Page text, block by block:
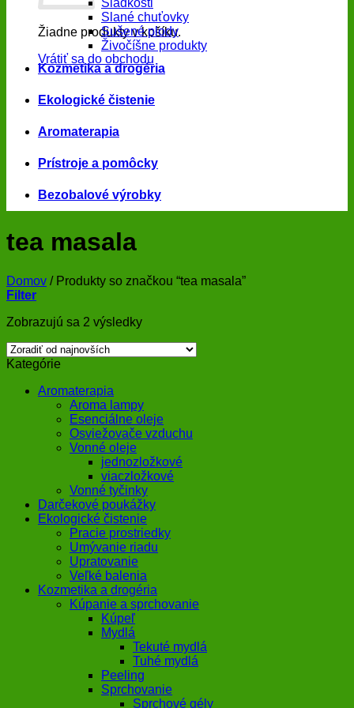
Žiadne produkty v košíku.
Vrátiť sa do obchodu
Sladkosti
Slané chuťovky
Sušené plody
Živočíšne produkty
Kozmetika a drogéria
Ekologické čistenie
Aromaterapia
Prístroje a pomôcky
Bezobalové výrobky
tea masala
Domov /Produkty so značkou “tea masala”
Filter
Zobrazujú sa 2 výsledkyZoradené
najnovších
Kategórie
Aromaterapia
Aroma lampy
Esenciálne oleje
Osviežovače vzduchu
Vonné oleje
jednozložkové
viaczložkové
Vonné tyčinky
Darčekové poukážky
Ekologické čistenie
Pracie prostriedky
Umývanie riadu
Upratovanie
Veľké balenia
Kozmetika a drogéria
Kúpanie a sprchovanie
Kúpeľ
Mydlá
Tekuté mydlá
Tuhé mydlá
Peeling
Sprchovanie
Sprchové gély